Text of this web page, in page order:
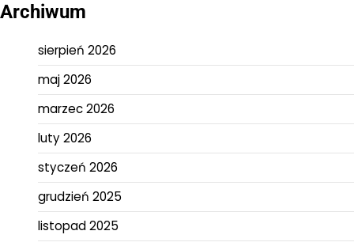
Archiwum
sierpień 2026
maj 2026
marzec 2026
luty 2026
styczeń 2026
grudzień 2025
listopad 2025